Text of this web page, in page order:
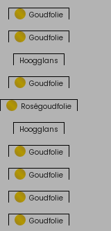
Goudfolie
Goudfolie
Hoogglans
Goudfolie
Roségoudfolie
Hoogglans
Goudfolie
Goudfolie
Goudfolie
Goudfolie